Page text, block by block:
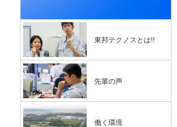
東邦テクノスとは!!
先輩の声
働く環境